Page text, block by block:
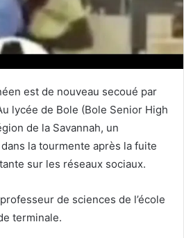
est de nouveau secoué par
lycée de Bole (Bole Senior High
de la Savannah, un
la tourmente après la fuite
sur les réseaux sociaux.
de sciences de l’école
terminale.